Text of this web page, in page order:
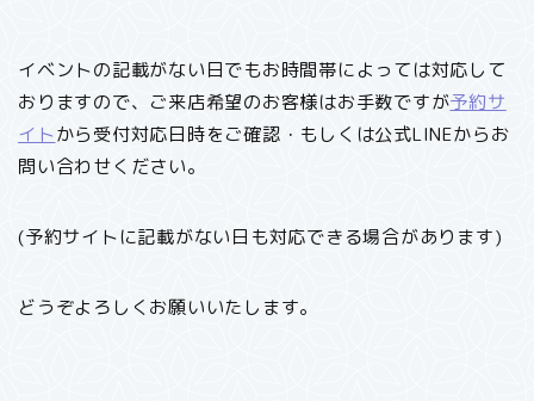
イベントの記載がない日でもお時間帯によっては対応して
おりますので、ご来店希望のお客様はお手数ですが予約サ
イトから受付対応日時をご確認・もしくは公式LINEからお
問い合わせください。
(予約サイトに記載がない日も対応できる場合があります)
どうぞよろしくお願いいたします。